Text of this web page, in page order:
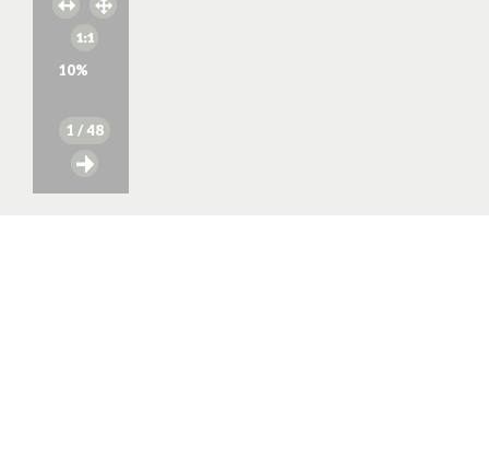
10%
1 / 48